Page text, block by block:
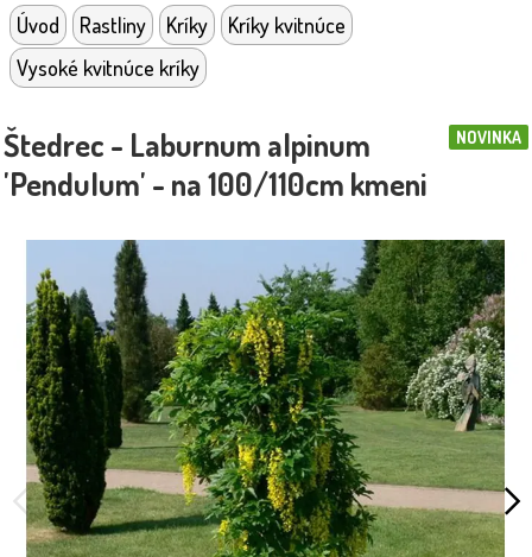
Úvod Rastliny Kríky
Kríky kvitnúce
Vysoké kvitnúce kríky
NOVINKA
Štedrec - Laburnum alpinum
'Pendulum' - na 100/110cm kmeni